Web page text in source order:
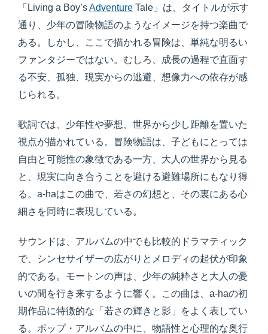
「Living a Boy’sAdventure Tale」は、タイトルが示す
通り、少年の冒険物語のようなイメージを持つ楽曲で
ある。しかし、ここで描かれる冒険は、単純な明るい
ファンタジーではない。むしろ、成長の過程で直面す
る不安、孤独、現実からの逃避、想像力への依存が感
じられる。
歌詞では、少年性や夢想、世界から少し距離を置いた
視点が描かれている。冒険物語は、子どもにとっては
自由と可能性の象徴である一方、大人の世界から見る
と、現実に向き合うことを避ける避難場所にもなり得
る。a-haはこの曲で、若さの幻想と、その裏にある心
細さを同時に表現している。
サウンドは、アルバムの中でも比較的ドラマティック
で、シンセサイザーの広がりとメロディの起伏が印象
的である。モートンの声は、少年の純粋さと大人の憂
いの間を行き来するように響く。この曲は、a-haの初
期作品に特徴的な「若さの輝きと影」をよく表してい
る。ポップ・アルバムの中に、物語性と心理的な奥行